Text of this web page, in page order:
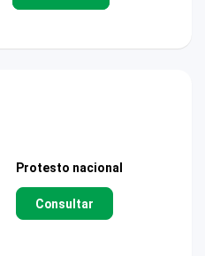
Protesto nacional
Consultar